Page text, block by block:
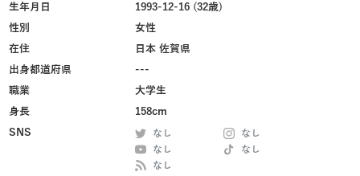
生年月日
1993-12-16 (32歳)
性別
女性
在住
日本 佐賀県
出身都道府県
---
職業
大学生
身長
158cm
SNS
なし
なし
なし
なし
なし